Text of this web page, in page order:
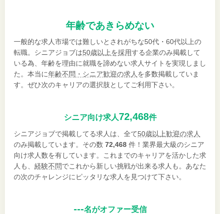
年齢であきらめない
一般的な求人市場では難しいとされがちな50代・60代以上の
転職。シニアジョブは50歳以上を採用する企業のみ掲載して
いる為、年齢を理由に就職を諦めない求人サイトを実現しまし
た。本当に年齢不問・シニア歓迎の求人 を多数掲載していま
す。ぜひ次のキャリアの選択肢としてご利用下さい。
シニア向け求人72,468件
シニアジョブで掲載してる求人は、全て50歳以上歓迎の求人
のみ掲載しています。その数 72,468 件！業界最大級のシニア
向け求人数を有しています。これまでのキャリアを活かした求
人も、 経験不問でこれから新しい挑戦が出来る求人も。あなた
の次のチャレンジにピッタリな求人を見つけて下さい。
---名がオファー受信